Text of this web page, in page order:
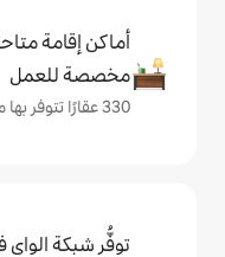
للإيجار تتوفّر بها مساحات